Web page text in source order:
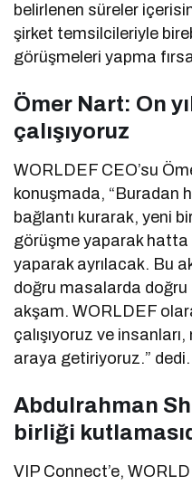
belirlenen süreler
şirket temsilcileriyle
görüşmeleri yapma
Ömer Nart: On
çalışıyoruz
WORLDEF CEO’su
konuşmada, “Buradan
bağlantı kurarak, yeni
görüşme yaparak hatta
yaparak ayrılacak. Bu
doğru masalarda
akşam. WORLDEF
çalışıyoruz ve
araya getiriyoruz.” dedi.
Abdulrahman
birliği
VIP Connect’e,